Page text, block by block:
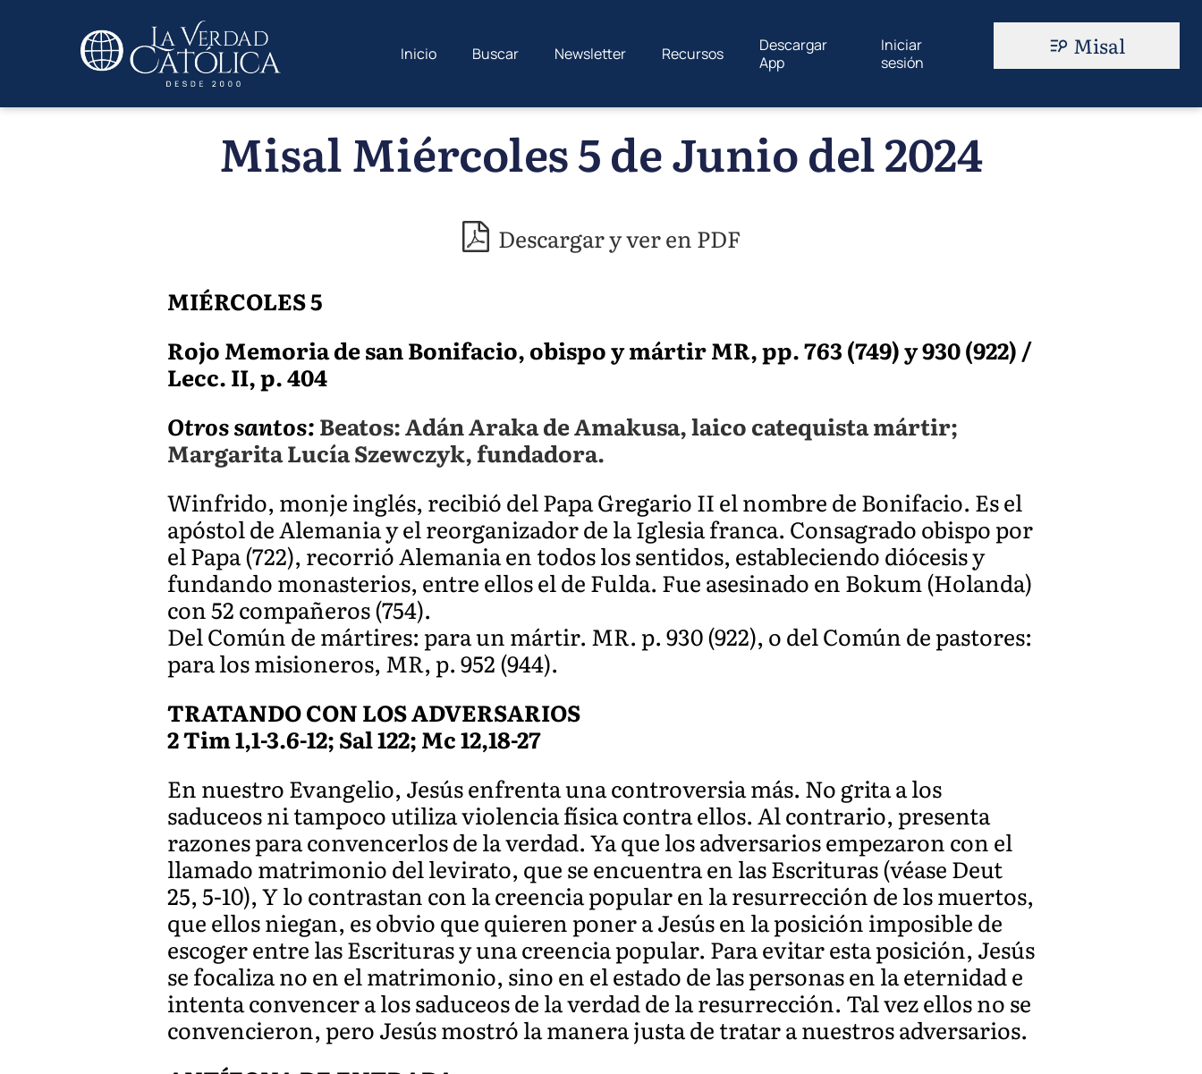
Inicio Buscar Newsletter Recursos
Descargar
App
Iniciar
sesión
Misal
Misal Miércoles 5 de Junio del 2024
Descargar y ver en PDF
MIÉRCOLES 5
Rojo Memoria de san Bonifacio, obispo y mártir MR, pp. 763 (749) y 930 (922) /
Lecc. II, p. 404
Otros santos:Beatos: Adán Araka de Amakusa, laico catequista mártir;
Margarita Lucía Szewczyk, fundadora.
Winfrido, monje inglés, recibió del Papa Gregario II el nombre de Bonifacio. Es el
apóstol de Alemania y el reorganizador de la Iglesia franca. Consagrado obispo por
el Papa (722), recorrió Alemania en todos los sentidos, estableciendo diócesis y
fundando monasterios, entre ellos el de Fulda. Fue asesinado en Bokum (Holanda)
con 52 compañeros (754).
Del Común de mártires: para un mártir. MR. p. 930 (922), o del Común de pastores:
para los misioneros, MR, p. 952 (944).
TRATANDO CON LOS ADVERSARIOS
2 Tim 1,1-3.6-12; Sal 122; Mc 12,18-27
En nuestro Evangelio, Jesús enfrenta una controversia más. No grita a los
saduceos ni tampoco utiliza violencia física contra ellos. Al contrario, presenta
razones para convencerlos de la verdad. Ya que los adversarios empezaron con el
llamado matrimonio del levirato, que se encuentra en las Escrituras (véase Deut
25, 5-10), Y lo contrastan con la creencia popular en la resurrección de los muertos,
que ellos niegan, es obvio que quieren poner a Jesús en la posición imposible de
escoger entre las Escrituras y una creencia popular. Para evitar esta posición, Jesús
se focaliza no en el matrimonio, sino en el estado de las personas en la eternidad e
intenta convencer a los saduceos de la verdad de la resurrección. Tal vez ellos no se
convencieron, pero Jesús mostró la manera justa de tratar a nuestros adversarios.